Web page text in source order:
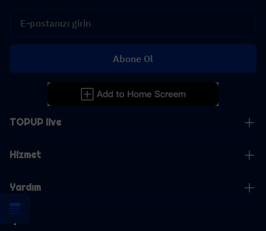
TOPUP live
Hizmet
Yardım
Abone Ol